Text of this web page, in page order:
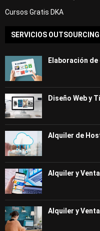
Cursos Gratis DKA
SERVICIOS OUTSOURCING
Elaboración
Diseño Web y
Alquiler de
Alquiler y
Alquiler y